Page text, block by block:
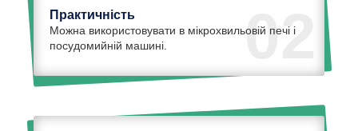
02
Практичність
Можна використовувати в мікрохвильовій печі і
посудомийній машині.